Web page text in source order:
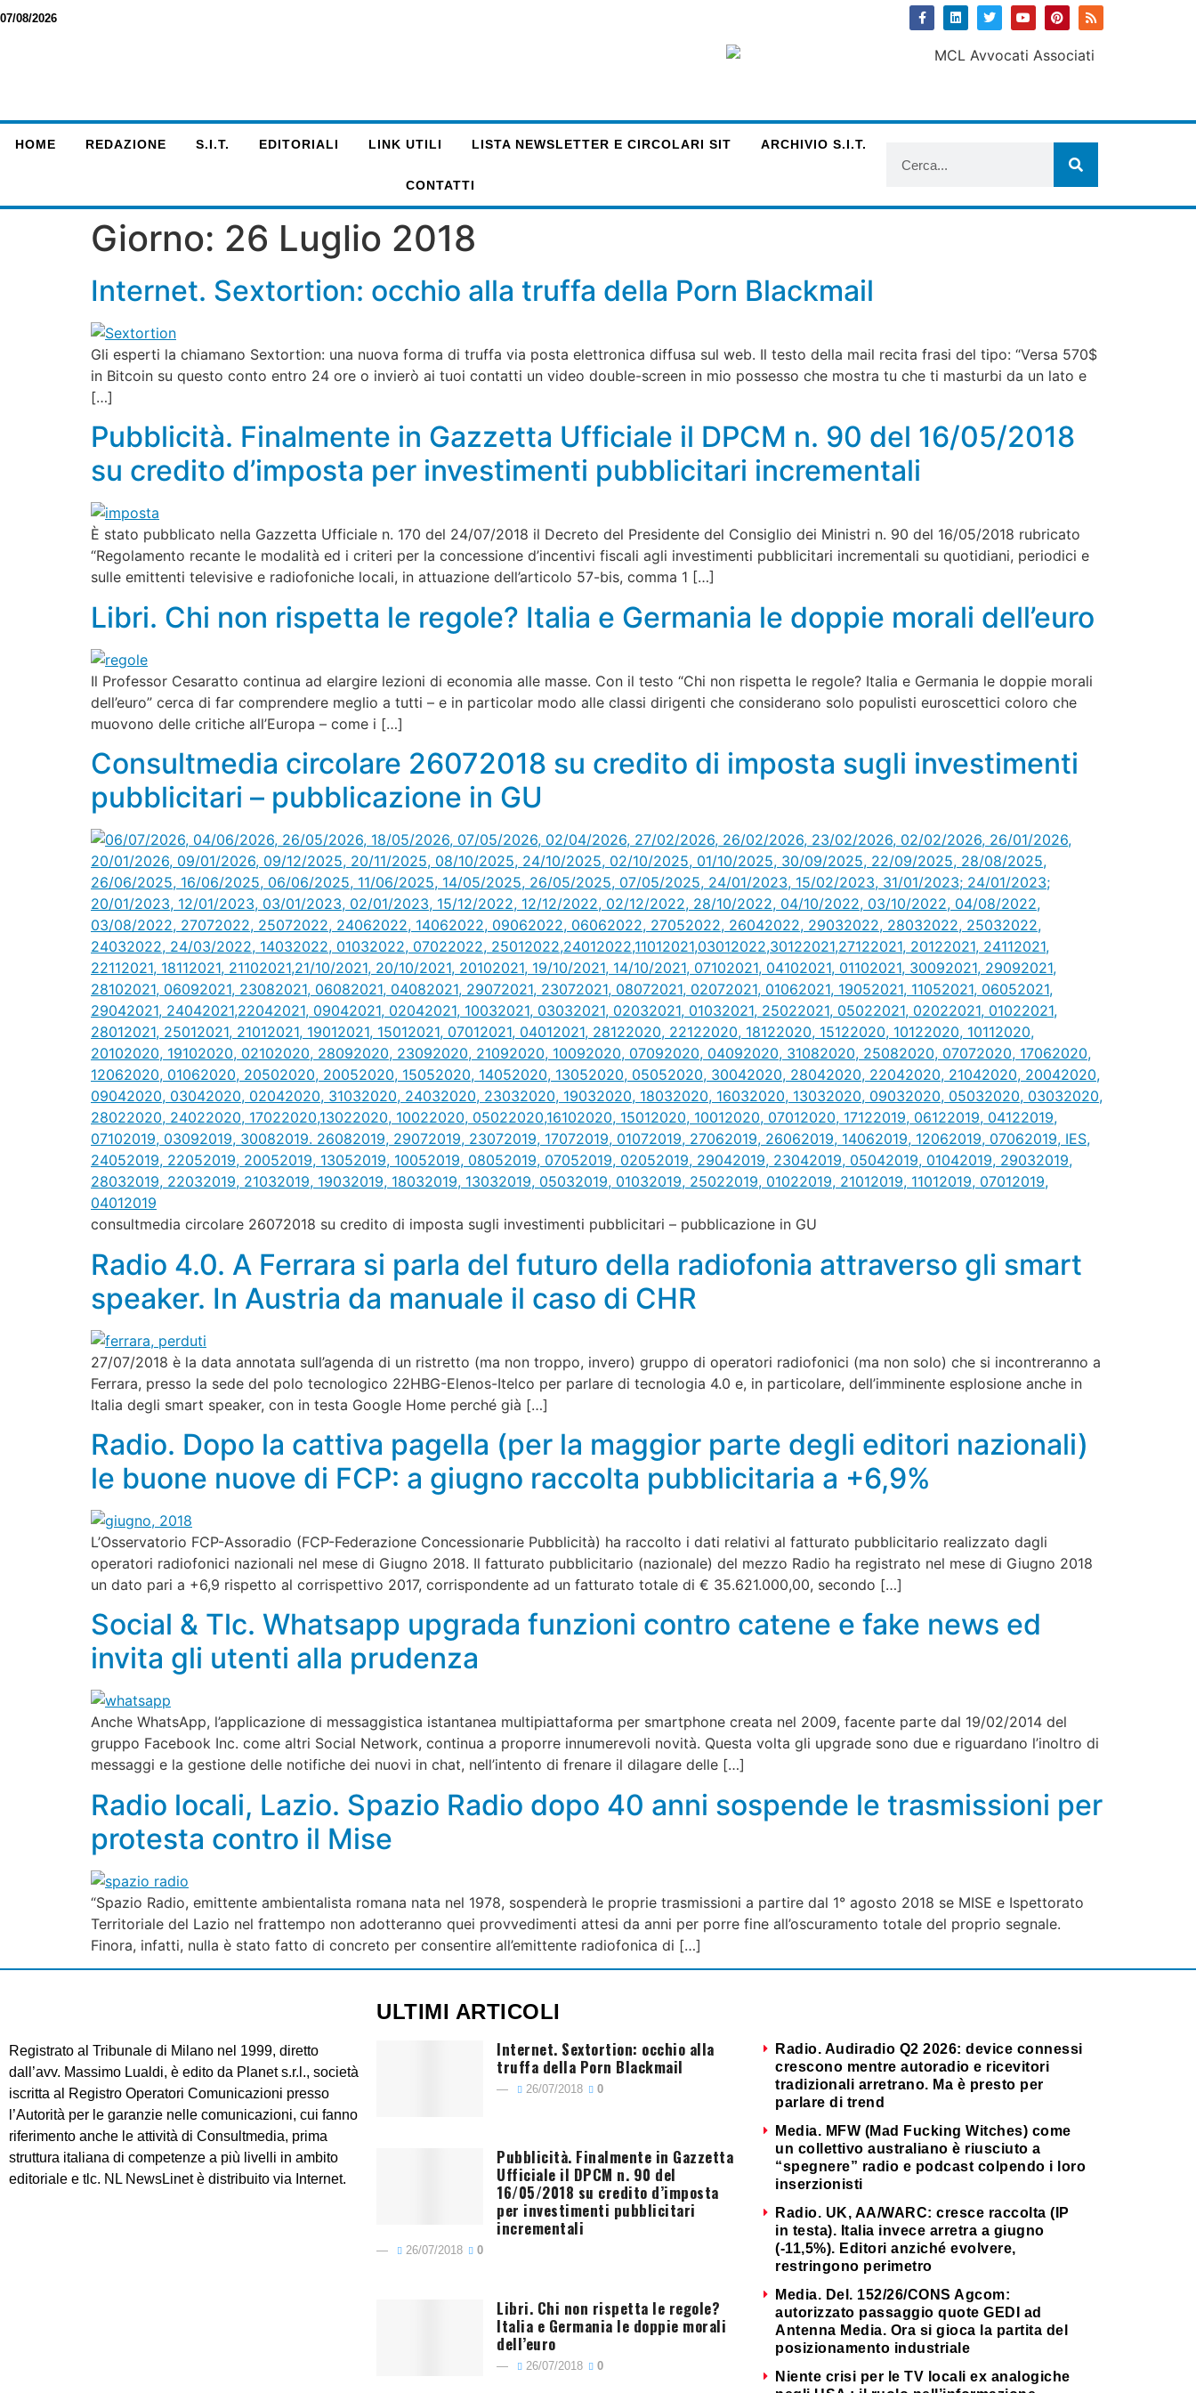
07/08/2026
HOME REDAZIONE S.I.T. EDITORIALI LINK UTILI LISTA NEWSLETTER E CIRCOLARI SIT ARCHIVIO S.I.T.
CONTATTI
Giorno: 26 Luglio 2018
Internet. Sextortion: occhio alla truffa della Porn Blackmail
Gli esperti la chiamano Sextortion: una nuova forma di truffa via posta elettronica diffusa sul web. Il testo della mail recita frasi del tipo: “Versa 570$
in Bitcoin su questo conto entro 24 ore o invierò ai tuoi contatti un video double-screen in mio possesso che mostra tu che ti masturbi da un lato e
[…]
Pubblicità. Finalmente in Gazzetta Ufficiale il DPCM n. 90 del 16/05/2018
su credito d’imposta per investimenti pubblicitari incrementali
È stato pubblicato nella Gazzetta Ufficiale n. 170 del 24/07/2018 il Decreto del Presidente del Consiglio dei Ministri n. 90 del 16/05/2018 rubricato
“Regolamento recante le modalità ed i criteri per la concessione d’incentivi fiscali agli investimenti pubblicitari incrementali su quotidiani, periodici e
sulle emittenti televisive e radiofoniche locali, in attuazione dell’articolo 57-bis, comma 1 […]
Libri. Chi non rispetta le regole? Italia e Germania le doppie morali dell’euro
Il Professor Cesaratto continua ad elargire lezioni di economia alle masse. Con il testo “Chi non rispetta le regole? Italia e Germania le doppie morali
dell’euro” cerca di far comprendere meglio a tutti – e in particolar modo alle classi dirigenti che considerano solo populisti euroscettici coloro che
muovono delle critiche all’Europa – come i […]
Consultmedia circolare 26072018 su credito di imposta sugli investimenti
pubblicitari – pubblicazione in GU
consultmedia circolare 26072018 su credito di imposta sugli investimenti pubblicitari – pubblicazione in GU
Radio 4.0. A Ferrara si parla del futuro della radiofonia attraverso gli smart
speaker. In Austria da manuale il caso di CHR
27/07/2018 è la data annotata sull’agenda di un ristretto (ma non troppo, invero) gruppo di operatori radiofonici (ma non solo) che si incontreranno a
Ferrara, presso la sede del polo tecnologico 22HBG-Elenos-Itelco per parlare di tecnologia 4.0 e, in particolare, dell’imminente esplosione anche in
Italia degli smart speaker, con in testa Google Home perché già […]
Radio. Dopo la cattiva pagella (per la maggior parte degli editori nazionali)
le buone nuove di FCP: a giugno raccolta pubblicitaria a +6,9%
L’Osservatorio FCP-Assoradio (FCP-Federazione Concessionarie Pubblicità) ha raccolto i dati relativi al fatturato pubblicitario realizzato dagli
operatori radiofonici nazionali nel mese di Giugno 2018. Il fatturato pubblicitario (nazionale) del mezzo Radio ha registrato nel mese di Giugno 2018
un dato pari a +6,9 rispetto al corrispettivo 2017, corrispondente ad un fatturato totale di € 35.621.000,00, secondo […]
Social & Tlc. Whatsapp upgrada funzioni contro catene e fake news ed
invita gli utenti alla prudenza
Anche WhatsApp, l’applicazione di messaggistica istantanea multipiattaforma per smartphone creata nel 2009, facente parte dal 19/02/2014 del
gruppo Facebook Inc. come altri Social Network, continua a proporre innumerevoli novità. Questa volta gli upgrade sono due e riguardano l’inoltro di
messaggi e la gestione delle notifiche dei nuovi in chat, nell’intento di frenare il dilagare delle […]
Radio locali, Lazio. Spazio Radio dopo 40 anni sospende le trasmissioni per
protesta contro il Mise
“Spazio Radio, emittente ambientalista romana nata nel 1978, sospenderà le proprie trasmissioni a partire dal 1° agosto 2018 se MISE e Ispettorato
Territoriale del Lazio nel frattempo non adotteranno quei provvedimenti attesi da anni per porre fine all’oscuramento totale del proprio segnale.
Finora, infatti, nulla è stato fatto di concreto per consentire all’emittente radiofonica di […]
Registrato al Tribunale di Milano nel 1999, diretto
dall’avv. Massimo Lualdi, è edito da Planet s.r.l., società
iscritta al Registro Operatori Comunicazioni presso
l’Autorità per le garanzie nelle comunicazioni, cui fanno
riferimento anche le attività di Consultmedia, prima
struttura italiana di competenze a più livelli in ambito
editoriale e tlc. NL NewsLinet è distribuito via Internet.
ULTIMI ARTICOLI
Internet. Sextortion: occhio alla
truffa della Porn Blackmail
26/07/2018 0
Pubblicità. Finalmente in Gazzetta
Ufficiale il DPCM n. 90 del
16/05/2018 su credito d’imposta
per investimenti pubblicitari
incrementali
26/07/2018 0
Libri. Chi non rispetta le regole?
Italia e Germania le doppie morali
dell’euro
26/07/2018 0
Radio. Audiradio Q2 2026: device connessi
crescono mentre autoradio e ricevitori
tradizionali arretrano. Ma è presto per
parlare di trend
Media. MFW (Mad Fucking Witches) come
un collettivo australiano è riusciuto a
“spegnere” radio e podcast colpendo i loro
inserzionisti
Radio. UK, AA/WARC: cresce raccolta (IP
in testa). Italia invece arretra a giugno
(-11,5%). Editori anziché evolvere,
restringono perimetro
Media. Del. 152/26/CONS Agcom:
autorizzato passaggio quote GEDI ad
Antenna Media. Ora si gioca la partita del
posizionamento industriale
Niente crisi per le TV locali ex analogiche